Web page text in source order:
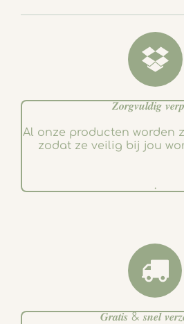
k
a
𝒁𝒐𝒓𝒈𝒗𝒖𝒍𝒅𝒊𝒈
Al onze producten worden
zodat ze veilig bij jou
.
𝑮𝒓𝒂𝒕𝒊𝒔 & 𝒔𝒏𝒆𝒍